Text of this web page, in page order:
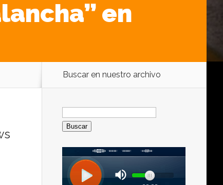
en
Buscar en nuestro archivo
Buscar: